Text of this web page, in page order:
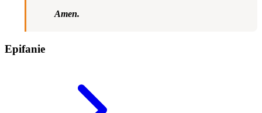
Amen.
Epifanie